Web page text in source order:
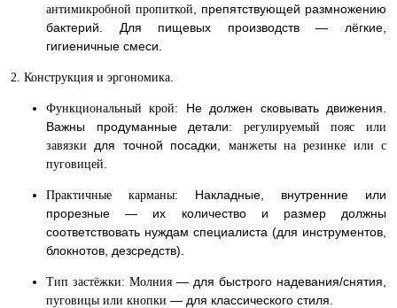
антимикробной пропиткой , препятствующей размножению
бактерий. Для пищевых производств — лёгкие,
гигиеничные смеси.
2. Конструкция и эргономика.
Функциональный крой:
Не должен сковывать движения.
Важны продуманные детали: регулируемый пояс или
завязки для точной посадки, манжеты на резинке или с
пуговицей
Практичные карманы: Накладные, внутренние или
прорезные — их количество и размер должны
соответствовать нуждам специалиста (для инструментов,
блокнотов, дезсредств).
Тип застёжки: Молния — для быстрого надевания/снятия,
пуговицы или кнопки — для классического стиля.